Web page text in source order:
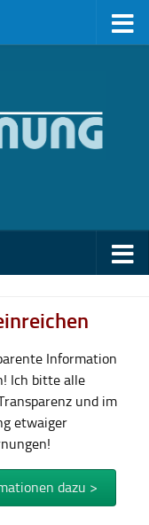
Information
Ich bitte alle
und im
etwaiger
dazu >